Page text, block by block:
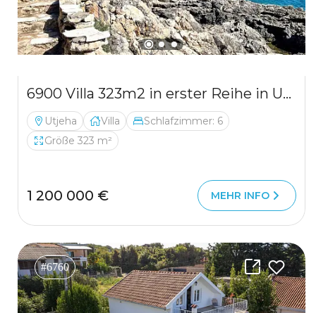
6900 Villa 323m2 in erster Reihe in Utjeha mit Pool
Utjeha Villa
Schlafzimmer: 6
Größe 323 m²
1 200 000 € MEHR INFO
#6760